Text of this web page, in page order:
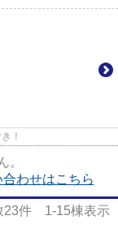
！
。
わせはこちら
23件 1-15棟表示